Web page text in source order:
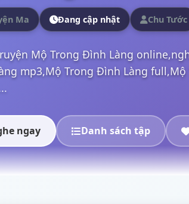
Ma Đang cập nhật Chu Tước
Mộ Trong Đình Làng
mp3,Mộ Trong Đình Làng
ngay Danh sách tập